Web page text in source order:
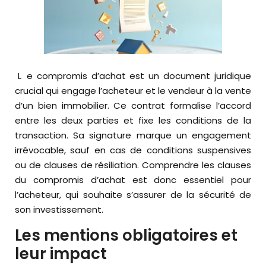
Le compromis d’achat est un document juridique
crucial qui engage l’acheteur et le vendeur à la vente
d’un bien immobilier. Ce contrat formalise l’accord
entre les deux parties et fixe les conditions de la
transaction. Sa signature marque un engagement
irrévocable, sauf en cas de conditions suspensives
ou de clauses de résiliation. Comprendre les clauses
du compromis d’achat est donc essentiel pour
l’acheteur, qui souhaite s’assurer de la sécurité de
son investissement.
Les mentions obligatoires et
leur impact